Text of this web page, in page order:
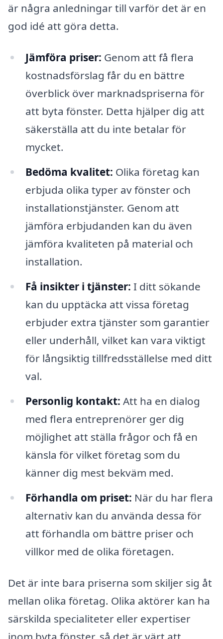
är några anledningar till varför det är en
god idé att göra detta.
Jämföra priser: Genom att få flera
kostnadsförslag får du en bättre
överblick över marknadspriserna för
att byta fönster. Detta hjälper dig att
säkerställa att du inte betalar för
mycket.
Bedöma kvalitet: Olika företag kan
erbjuda olika typer av fönster och
installationstjänster. Genom att
jämföra erbjudanden kan du även
jämföra kvaliteten på material och
installation.
Få insikter i tjänster: I ditt sökande
kan du upptäcka att vissa företag
erbjuder extra tjänster som garantier
eller underhåll, vilket kan vara viktigt
för långsiktig tillfredsställelse med ditt
val.
Personlig kontakt: Att ha en dialog
med flera entreprenörer ger dig
möjlighet att ställa frågor och få en
känsla för vilket företag som du
känner dig mest bekväm med.
Förhandla om priset: När du har flera
alternativ kan du använda dessa för
att förhandla om bättre priser och
villkor med de olika företagen.
Det är inte bara priserna som skiljer sig åt
mellan olika företag. Olika aktörer kan ha
särskilda specialiteter eller expertiser